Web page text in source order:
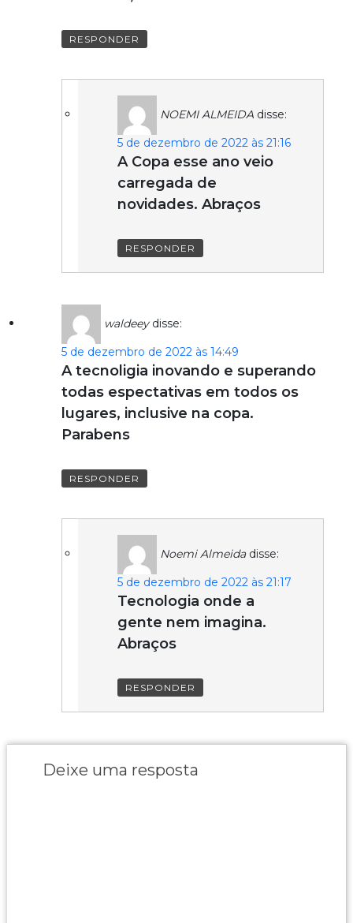
RESPONDER
NOEMI ALMEIDA disse:
5 de dezembro de 2022 às 21:16
A Copa esse ano veio
carregada de
novidades. Abraços
RESPONDER
waldeey disse:
5 de dezembro de 2022 às 14:49
A tecnoligia inovando e superando
todas espectativas em todos os
lugares, inclusive na copa.
Parabens
RESPONDER
Noemi Almeida disse:
5 de dezembro de 2022 às 21:17
Tecnologia onde a
gente nem imagina.
Abraços
RESPONDER
Deixe uma resposta